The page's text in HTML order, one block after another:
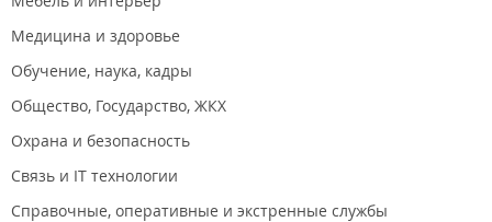
Медицина и здоровье
Обучение, наука, кадры
Общество, Государство, ЖКХ
Охрана и безопасность
Связь и IT технологии
Справочные, оперативные и экстренные службы